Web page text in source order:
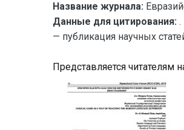
Название журнала:
Данные для цитирования: .
— публикация научных
Представляется читателям